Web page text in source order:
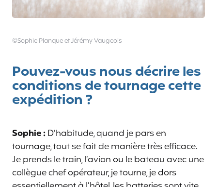
©Sophie Planque et Jérémy Vaugeois
Pouvez-vous nous décrire les
conditions de tournage cette
expédition ?
Sophie :D’habitude, quand je pars en
tournage, tout se fait de manière très efficace.
Je prends le train, l’avion ou le bateau avec une
collègue chef opérateur, je tourne, je dors